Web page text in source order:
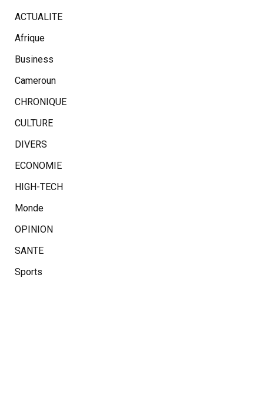
ACTUALITE
Afrique
Business
Cameroun
CHRONIQUE
CULTURE
DIVERS
ECONOMIE
HIGH-TECH
Monde
OPINION
SANTE
Sports